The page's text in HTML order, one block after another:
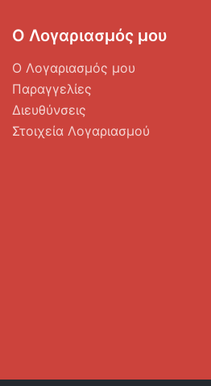
Ο Λογαριασμός μου
Ο Λογαριασμός μου
Παραγγελίες
Διευθύνσεις
Στοιχεία Λογαριασμού